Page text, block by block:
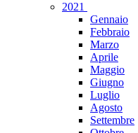
2021
Gennaio
Febbraio
Marzo
Aprile
Maggio
Giugno
Luglio
Agosto
Settembre